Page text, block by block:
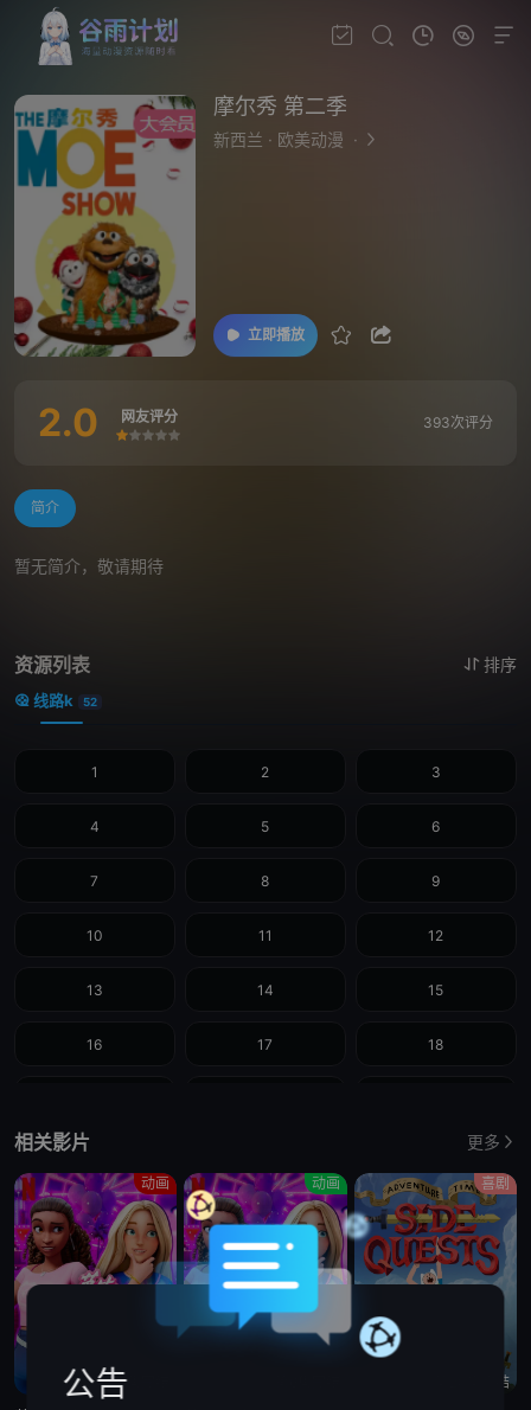
摩尔秀 第二季
新西兰 · 欧美动漫 ·
立即播放
2.0 网友评分
很差较差还行
推荐
力荐
393次评分
简介
暂无简介，敬请期待
资源列表 排序
线路k 52
1 2 3
4 5 6
7 8 9
10 11 12
13 14 15
16 17 18
22
25 26 27
28 29 30
32
34
相关影片 更多
动画
第6集完结
动画 喜剧
第20集完结
公告